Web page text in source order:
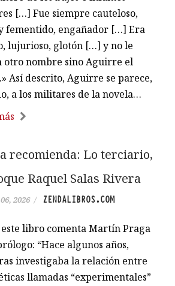
[…] Fue siempre cauteloso,
fementido, engañador […] Era
lujurioso, glotón […] y no le
otro nombre sino Aguirre el
Así descrito, Aguirre se parece,
a los militares de la novela…
recomienda: Lo terciario,
Raquel Salas Rivera
2026 / ZENDALIBROS.COM
este libro comenta Martín Praga
“Hace algunos años,
investigaba la relación entre
llamadas “experimentales”